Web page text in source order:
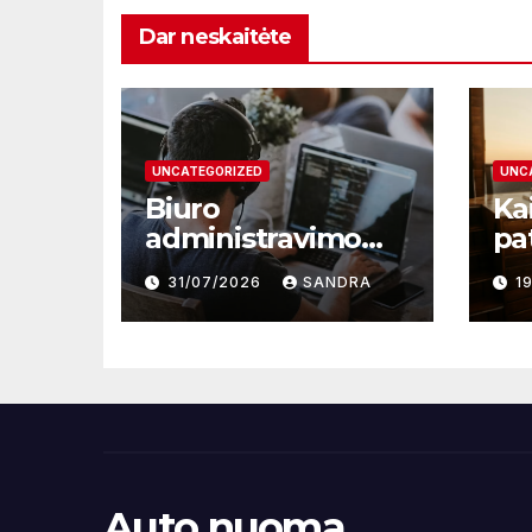
Dar neskaitėte
UNCATEGORIZED
Biuro
administravimo
mokymai – kelias į
profesionalų ir
efektyvų darbą
31/07/2026 SANDRA
tai